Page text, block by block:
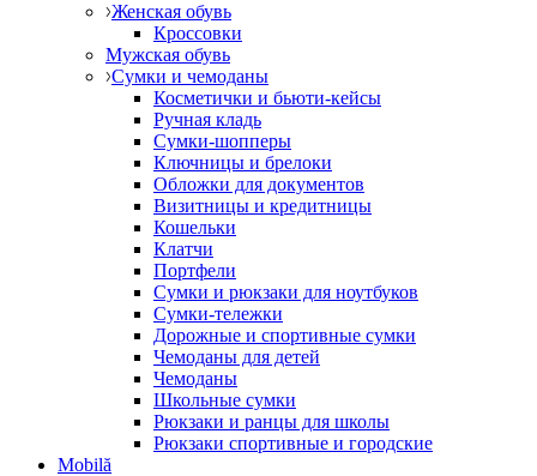
Женская обувь
Кроссовки
Мужская обувь
Сумки и чемоданы
Косметички и бьюти-кейсы
Ручная кладь
Сумки-шопперы
Ключницы и брелоки
Обложки для документов
Визитницы и кредитницы
Кошельки
Клатчи
Портфели
Сумки и рюкзаки для ноутбуков
Сумки-тележки
Дорожные и спортивные сумки
Чемоданы для детей
Чемоданы
Школьные сумки
Рюкзаки и ранцы для школы
Рюкзаки спортивные и городские
Mobilă